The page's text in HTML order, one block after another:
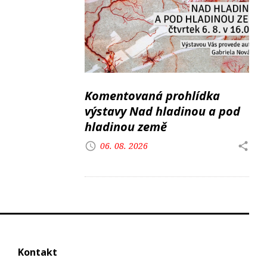
Komentovaná prohlídka
výstavy Nad hladinou a pod
hladinou země
06. 08. 2026
Kontakt